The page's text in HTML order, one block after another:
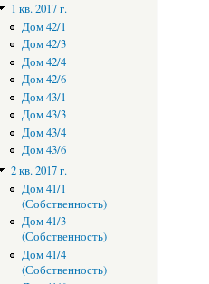
1 кв. 2017 г.
Дом 42/1
Дом 42/3
Дом 42/4
Дом 42/6
Дом 43/1
Дом 43/3
Дом 43/4
Дом 43/6
2 кв. 2017 г.
Дом 41/1
(Собственность)
Дом 41/3
(Собственность)
Дом 41/4
(Собственность)